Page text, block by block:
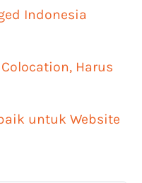
Indonesia
Harus
untuk Website